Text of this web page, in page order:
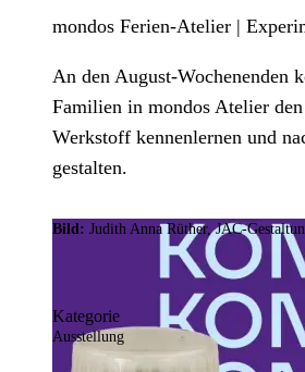
mondos Ferien-Atelier |
An den August-Wochenenden
Familien in mondos Atelier
Werkstoff kennenlernen und
gestalten.
Bild: Judith Anna Rüther, JAC-
Kategorie
Ausstellung